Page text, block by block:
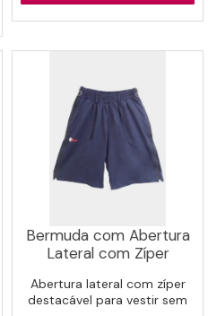
Detalhes
Adicionar
Bermuda com Abertura
Lateral com Zíper
Abertura lateral com zíper
destacável para vestir sem